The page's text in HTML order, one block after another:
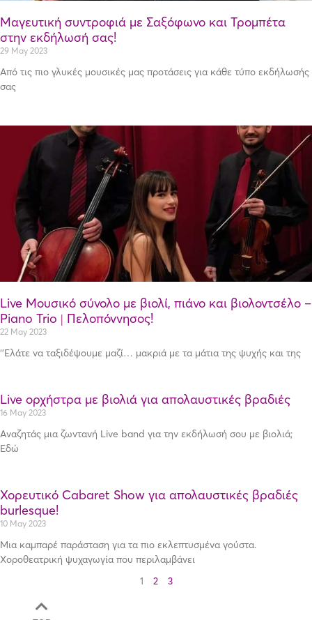
Μαγευτική συντροφιά με Σαξόφωνο και Τρομπέτα
στην εκδήλωσή σας!
29 May 2023
Από τις πιο γλυκές μουσικές μας προτάσεις για κάθε τύπο εκδήλωσής
σας
Live Μουσικό σύνολο με βιολί, πιάνο και βιολοντσέλο –
Piano Trio | Πελοπόννησος!
22 May 2023
‘’Ελάτε να ταξιδέψουμε μαζί… μακριά με τα μάτια της ψυχής και της
Live ορχήστρα με βιολιά για απολαυστικές βραδιές
16 May 2023
Αναζητάς μια ζωντανή Live band για την εκδήλωσή σου με βιολιά;
Εδώ
Χορευτικό Cabaret Show για απολαυστικές βραδιές
burlesque!
10 May 2023
Μια καμπαρέ παράσταση για τα πιο εκλεπτυσμένα γούστα.
Χοροθεατρική ψυχαγωγία που περιλαμβάνει
1 2 3